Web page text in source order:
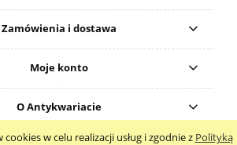
w celu realizacji usług i zgodnie z Polityką
Zamówienia i dostawa
Moje konto
O Antykwariacie